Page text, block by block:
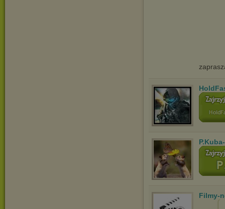
Filmy-